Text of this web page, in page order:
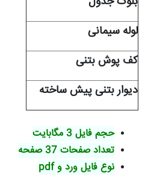
لوله سیمانی
کف پوش بتنی
دیوار بتنی پیش ساخته
حجم فایل 3 مگابایت
تعداد صفحات 37 صفحه
نوع فایل ورد و pdf